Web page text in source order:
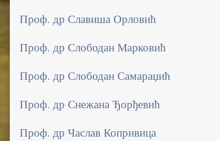
Проф. др Славиша Орловић
Проф. др Слободан Марковић
Проф. др Слободан Самараџић
Проф. др Снежана Ђорђевић
Проф. др Часлав Копривица